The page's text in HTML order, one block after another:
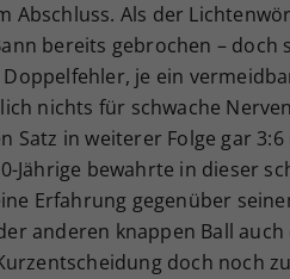
Abschluss. Als der
bereits gebrochen – doch
je ein
nichts für schwache
in weiterer Folge gar
Jährige bewahrte in dieser
Erfahrung gegenüber
anderen knappen Ball
doch noch